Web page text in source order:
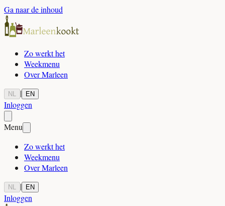
Ga naar de inhoud
Zo werkt het
Weekmenu
Over Marleen
NL | EN
Inloggen
Menu
Zo werkt het
Weekmenu
Over Marleen
NL | EN
Inloggen